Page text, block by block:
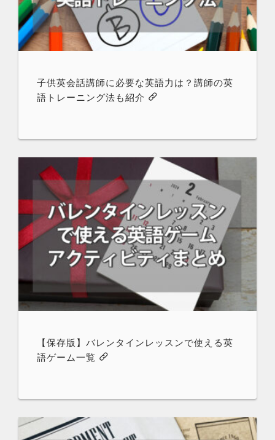
子供英会話講師に必要な英語力は？講師の英
語トレーニング法も紹介
【保存版】バレンタインレッスンで使える英
語ゲーム一覧